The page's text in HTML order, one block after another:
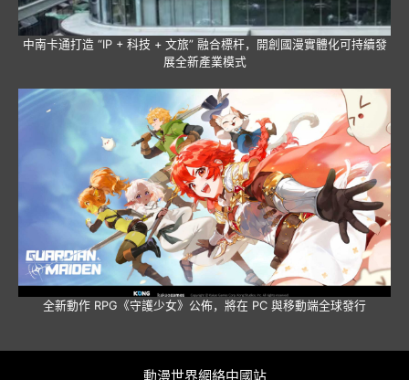
中南卡通打造 “IP + 科技 + 文旅” 融合標杆，開創國漫實體化可持續發
展全新產業模式
全新動作 RPG《守護少女》公佈，將在 PC 與移動端全球發行
動漫世界網絡中國站